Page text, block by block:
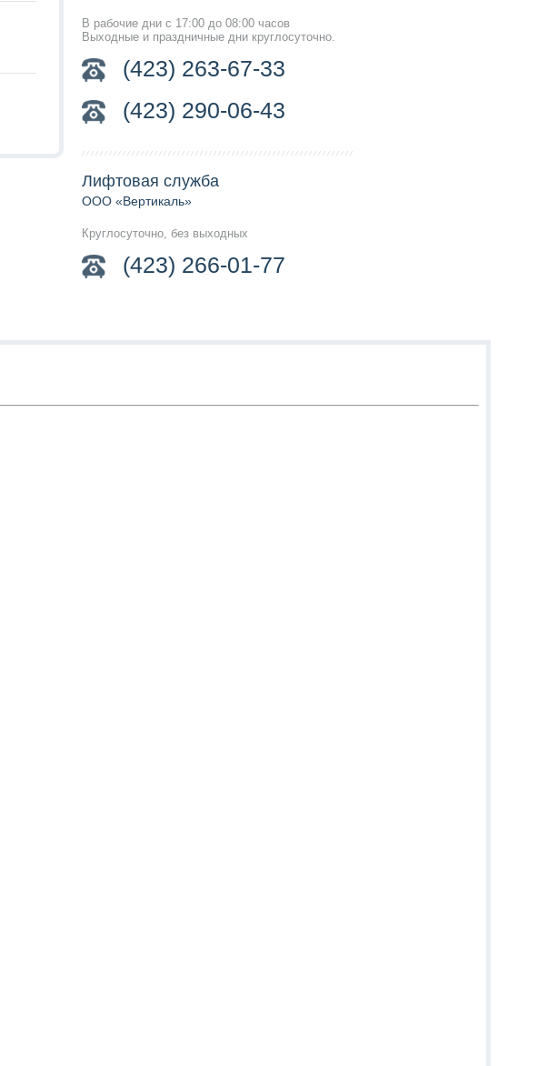
В рабочие дни с 17:00 до 08:00 часов
Выходные и праздничные дни круглосуточно.
(423) 263-67-33
(423) 290-06-43
Лифтовая служба
ООО «Вертикаль»
Круглосуточно, без выходных
(423) 266-01-77